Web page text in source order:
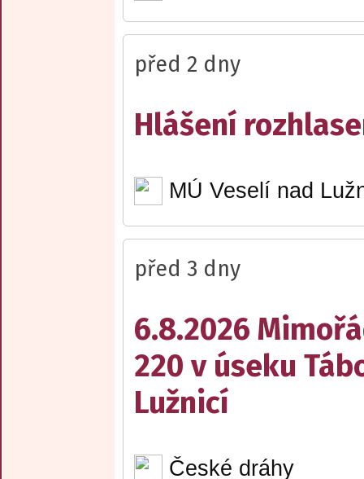
před 2 dny
Hlášení
MÚ Veselí nad
před 3 dny
6.8.2026
220 v úseku
Lužnicí
České dráhy